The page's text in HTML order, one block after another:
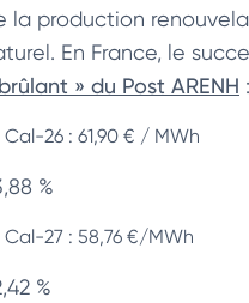
la production
En France, le
» du Post ARENH
Cal-26 : 61,90 € / MWh
%
Cal-27 : 58,76 €/MWh
%